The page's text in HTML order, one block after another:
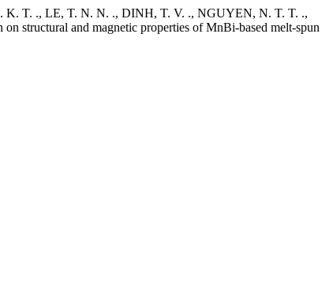
T. ., LE, T. N. N. ., DINH, T. V. ., NGUYEN, N. T. T. .,
and magnetic properties of MnBi-based melt-spun